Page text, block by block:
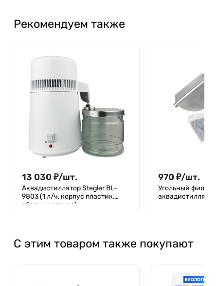
Рекомендуем также
13 030 ₽/шт.
Аквадистиллятор Stegler BL-
9803 (1 л/ч, корпус пластик,
сборник стекло)
970 ₽/шт.
Угольный фильтр
С этим товаром также покупают